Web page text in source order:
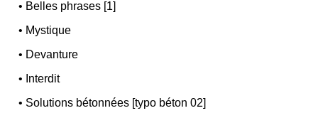
• Belles phrases [1]
• Mystique
• Devanture
• Interdit
• Solutions bétonnées [typo béton 02]